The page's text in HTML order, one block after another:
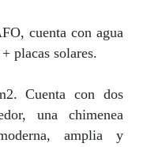
cuenta con agua
placas solares.
Cuenta con dos
una chimenea
amplia y